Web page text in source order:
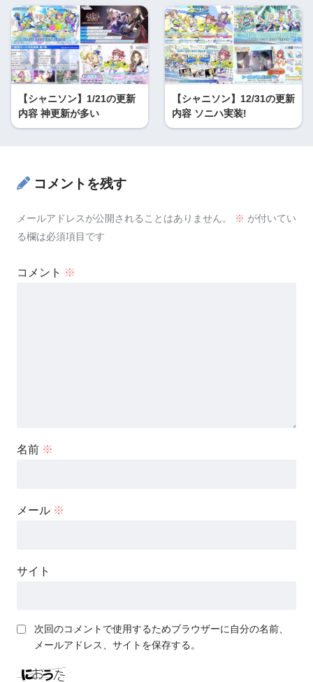
【シャニソン】1/21の更新
内容 神更新が多い
【シャニソン】12/31の更新
内容 ソニハ実装!
コメントを残す
メールアドレスが公開されることはありません。 ※ が付いてい
る欄は必須項目です
コメント ※
名前 ※
メール ※
サイト
次回のコメントで使用するためブラウザーに自分の名前、
メールアドレス、サイトを保存する。